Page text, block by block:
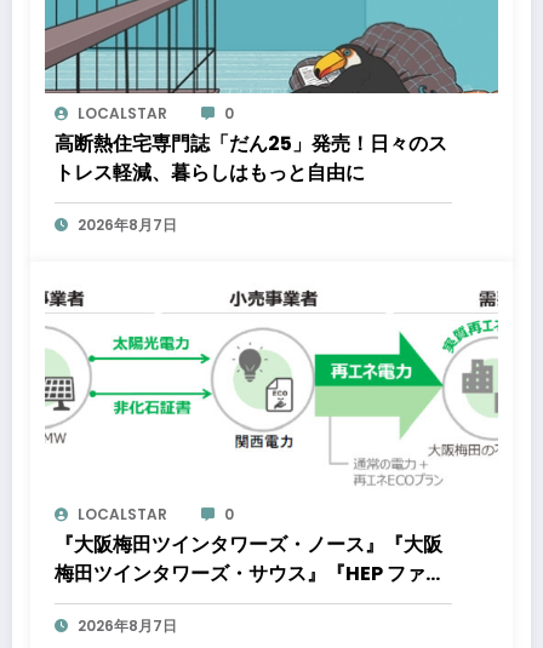
LOCALSTAR 0
高断熱住宅専門誌「だん25」発売！日々のス
トレス軽減、暮らしはもっと自由に
2026年8月7日
LOCALSTAR 0
『大阪梅田ツインタワーズ・ノース』『大阪
梅田ツインタワーズ・サウス』『HEP ファイ
ブ』において8月下旬から「オフサイト型コ
ーポレートPPA」による再生可能エネルギー
2026年8月7日